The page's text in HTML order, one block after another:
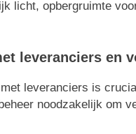
licht, opbergruimte
leveranciers en
leveranciers is
noodzakelijk om